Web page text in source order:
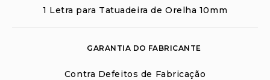
1 Letra para Tatuadeira de Orelha 10mm
GARANTIA DO FABRICANTE
Contra Defeitos de Fabricação